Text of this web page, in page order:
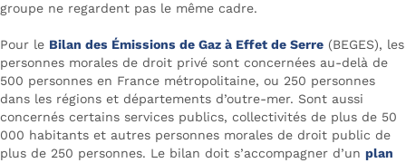
groupe ne regardent pas le même cadre.
Pour le Bilan des Émissions de Gaz à Effet de Serre (BEGES), les
personnes morales de droit privé sont concernées au-delà de
500 personnes en France métropolitaine, ou 250 personnes
dans les régions et départements d’outre-mer. Sont aussi
concernés certains services publics, collectivités de plus de 50
000 habitants et autres personnes morales de droit public de
plus de 250 personnes. Le bilan doit s’accompagner d’un plan